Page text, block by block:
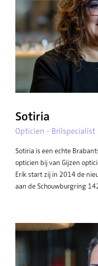
Sotiria
Opticien -
Sotiria is een echte
opticien bij van Gijzen
Erik start zij in 2014 de
aan de Schouwburgring